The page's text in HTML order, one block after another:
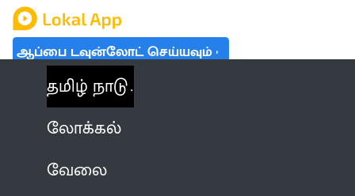
ஆப்பை டவுன்லோட் செய்யவும்
தமிழ் நாடு
லோக்கல்
வேலை